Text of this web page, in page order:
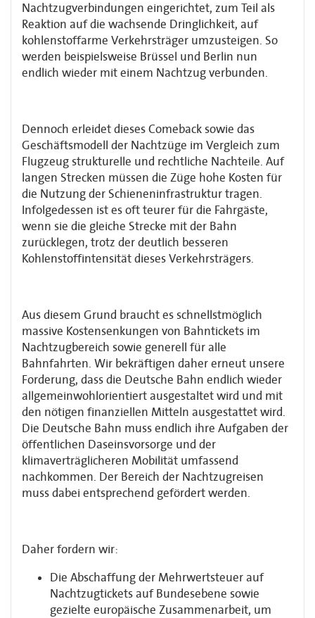
Nachtzugverbindungen eingerichtet, zum Teil als
Reaktion auf die wachsende Dringlichkeit, auf
kohlenstoffarme Verkehrsträger umzusteigen. So
werden beispielsweise Brüssel und Berlin nun
endlich wieder mit einem Nachtzug verbunden.
Dennoch erleidet dieses Comeback sowie das
Geschäftsmodell der Nachtzüge im Vergleich zum
Flugzeug strukturelle und rechtliche Nachteile. Auf
langen Strecken müssen die Züge hohe Kosten für
die Nutzung der Schieneninfrastruktur tragen.
Infolgedessen ist es oft teurer für die Fahrgäste,
wenn sie die gleiche Strecke mit der Bahn
zurücklegen, trotz der deutlich besseren
Kohlenstoffintensität dieses Verkehrsträgers.
Aus diesem Grund braucht es schnellstmöglich
massive Kostensenkungen von Bahntickets im
Nachtzugbereich sowie generell für alle
Bahnfahrten. Wir bekräftigen daher erneut unsere
Forderung, dass die Deutsche Bahn endlich wieder
allgemeinwohlorientiert ausgestaltet wird und mit
den nötigen finanziellen Mitteln ausgestattet wird.
Die Deutsche Bahn muss endlich ihre Aufgaben der
öffentlichen Daseinsvorsorge und der
klimaverträglicheren Mobilität umfassend
nachkommen. Der Bereich der Nachtzugreisen
muss dabei entsprechend gefördert werden.
Daher fordern wir:
Die Abschaffung der Mehrwertsteuer auf
Nachtzugtickets auf Bundesebene sowie
gezielte europäische Zusammenarbeit, um